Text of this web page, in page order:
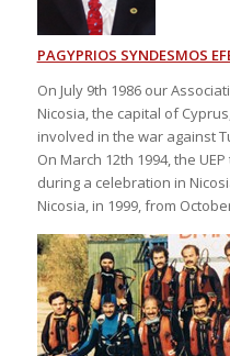
PAGYPRIOS SYNDESMOS
On July 9th 1986 our
Nicosia, the capital of
involved in the war against
On March 12th 1994, the
during a celebration in
Nicosia, in 1999, from